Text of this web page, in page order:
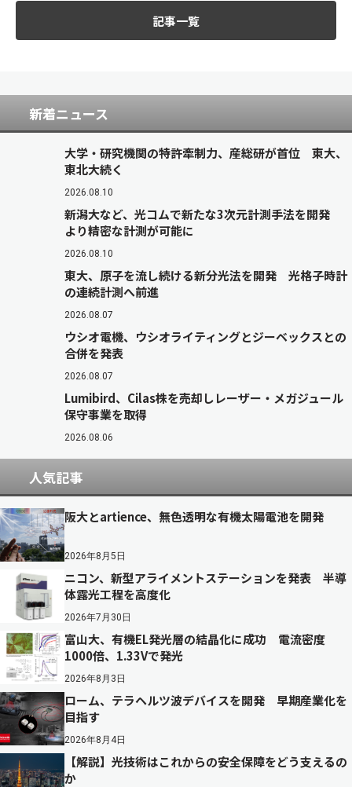
記事一覧
新着ニュース
大学・研究機関の特許牽制力、産総研が首位 東大、
東北大続く
2026.08.10
新潟大など、光コムで新たな3次元計測手法を開発
より精密な計測が可能に
2026.08.10
東大、原子を流し続ける新分光法を開発 光格子時計
の連続計測へ前進
2026.08.07
ウシオ電機、ウシオライティングとジーベックスとの
合併を発表
2026.08.07
Lumibird、Cilas株を売却しレーザー・メガジュール
保守事業を取得
2026.08.06
人気記事
阪大とartience、無色透明な有機太陽電池を開発
2026年8月5日
ニコン、新型アライメントステーションを発表 半導
体露光工程を高度化
2026年7月30日
富山大、有機EL発光層の結晶化に成功 電流密度
1000倍、1.33Vで発光
2026年8月3日
ローム、テラヘルツ波デバイスを開発 早期産業化を
目指す
2026年8月4日
【解説】光技術はこれからの安全保障をどう支えるの
か